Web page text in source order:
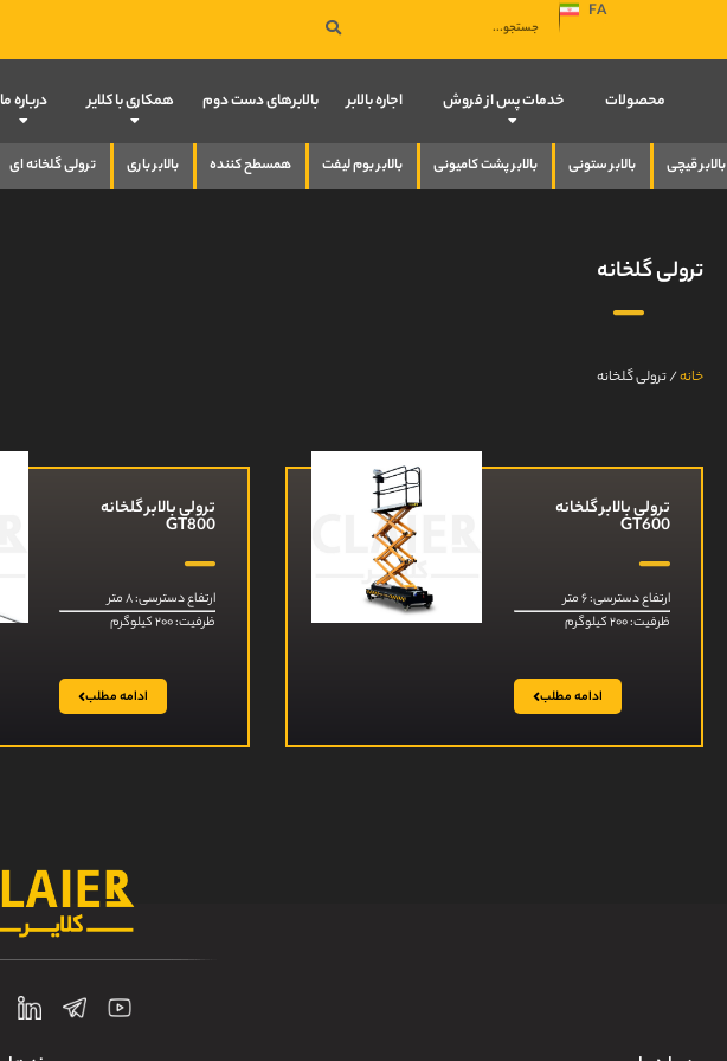
FA
صفحه نخست
محصولات خدمات پس از فروش اجاره بالابر بالابرهای دست دوم همکاری با کلایر درباره ما
بالابر قیچی بالابر ستونی بالابر پشت کامیونی بالابر بوم لیفت همسطح کننده بالابر باری ترولی گلخانه ای
ترولی گلخانه
خانه/ترولی گلخانه
ترولی بالابر گلخانه
GT600
ارتفاع دسترسی: ۶ متر
ظرفیت: ۲۰۰ کیلوگرم
ادامه مطلب
ترولی بالابر گلخانه
GT800
ارتفاع دسترسی: ۸ متر
ظرفیت: ۲۰۰ کیلوگرم
ادامه مطلب